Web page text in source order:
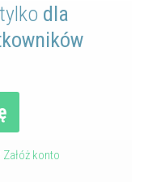
dla
Załóż konto